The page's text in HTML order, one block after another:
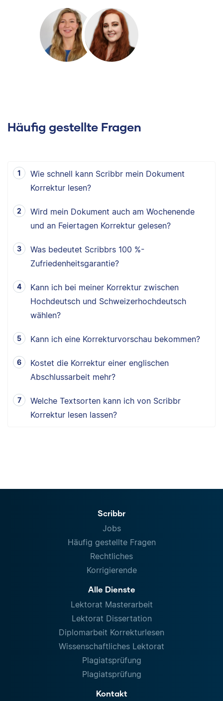
Häufig gestellte Fragen
Wie schnell kann Scribbr mein Dokument
Korrektur lesen?
Wird mein Dokument auch am Wochenende
und an Feiertagen Korrektur gelesen?
Was bedeutet Scribbrs 100 %-
Zufriedenheitsgarantie?
Kann ich bei meiner Korrektur zwischen
Hochdeutsch und Schweizerhochdeutsch
wählen?
Kann ich eine Korrekturvorschau bekommen?
Kostet die Korrektur einer englischen
Abschlussarbeit mehr?
Welche Textsorten kann ich von Scribbr
Korrektur lesen lassen?
Scribbr
Jobs
Häufig gestellte Fragen
Rechtliches
Korrigierende
Alle Dienste
Lektorat Masterarbeit
Lektorat Dissertation
Diplomarbeit Korrekturlesen
Wissenschaftliches Lektorat
Plagiatsprüfung
Plagiatsprüfung
Kontakt